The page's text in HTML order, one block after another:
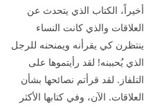
أخيراً، الكتاب الذي يتحدث عن
العلاقات والذي كانت النساء
ينتظرن كي يقرأنه ويمنحنه للرجل
الذي يُحببنه! لقد رأيتموها على
التلفاز. لقد قرأتم نصائحها بشأن
العلاقات. الآن، وفي كتابها الأكثر